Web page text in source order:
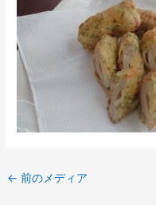
← 前のメディア